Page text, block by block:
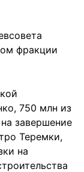
фракции
750 млн из
завершение
Теремки,
на